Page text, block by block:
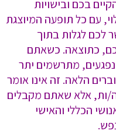
בכם ובישויות
עם כל תופעה המיוצגת
לכם לגלות בתוך
כתוצאה. כשאתם
מתרשמים יתר
הלאה. זה אינו אומר
ות, אלא שאתם מקבלים
הכללי והאישי